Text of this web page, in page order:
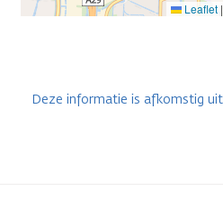
Leaflet |
Deze informatie is afkomstig